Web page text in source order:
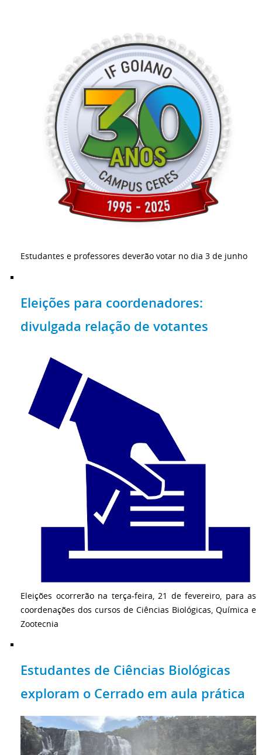
Estudantes e professores deverão votar no dia 3 de junho
Eleições para coordenadores:
divulgada relação de votantes
Eleições ocorrerão na terça-feira, 21 de fevereiro, para as
coordenações dos cursos de Ciências Biológicas, Química e
Zootecnia
Estudantes de Ciências Biológicas
exploram o Cerrado em aula prática